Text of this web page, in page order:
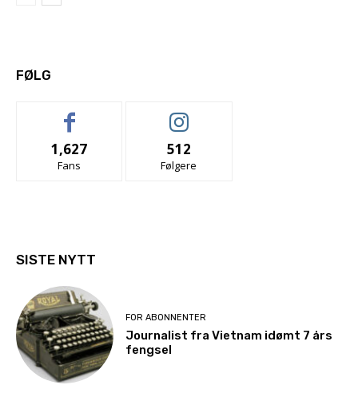
FØLG
1,627
Fans
512
Følgere
SISTE NYTT
FOR ABONNENTER
Journalist fra Vietnam idømt 7 års
fengsel